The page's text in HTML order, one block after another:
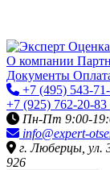
О компании
Документы
+7 (495) 543-
+7 (925) 762-20-83
Пн-Пт 9:00-
info@expert-
г. Люберцы, ул.
926